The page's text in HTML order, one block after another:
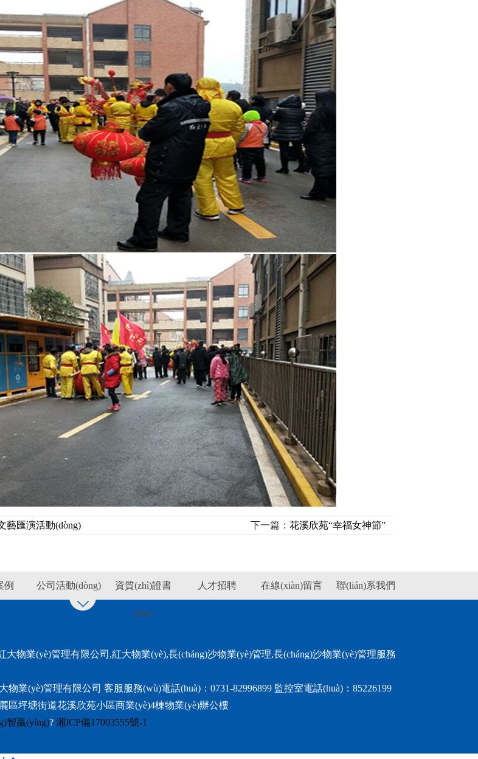
藝匯演活動(dòng) 下一篇： 花溪欣苑“幸福女神節”
例 公司活動(dòng) 資質(zhì)證書
(shū)
人才招聘 在線(xiàn)留言 聯(lián)系我們
大物業(yè)管理有限公司,紅大物業(yè),長(cháng)沙物業(yè)管理,長(cháng)沙物業(yè)管理服務
物業(yè)管理有限公司 客服服務(wù)電話(huà)：0731-82996899 監控室電話(huà)：85226199
區坪塘街道花溪欣苑小區商業(yè)4棟物業(yè)辦公樓
智贏(yíng)? 湘ICP備17003555號-1